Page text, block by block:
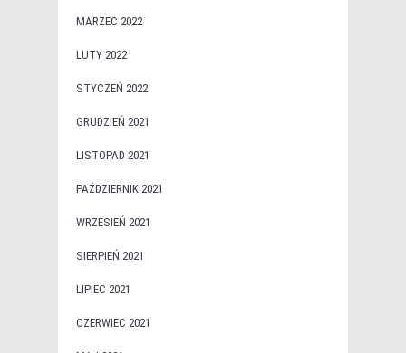
MARZEC 2022
LUTY 2022
STYCZEŃ 2022
GRUDZIEŃ 2021
LISTOPAD 2021
PAŹDZIERNIK 2021
WRZESIEŃ 2021
SIERPIEŃ 2021
LIPIEC 2021
CZERWIEC 2021